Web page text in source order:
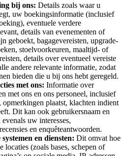
bij ons: Details zoals waar u
uw boekingsinformatie (inclusief
eventuele verdere
details van evenementen of
geboekt, bagagevereisten, upgrade-
stoelvoorkeuren, maaltijd- of
details over eventueel vereiste
andere relevante informatie, zodat
bieden die u bij ons hebt geregeld.
met ons: Informatie over
met ons en ons personeel, inclusief
opmerkingen plaatst, klachten indient
Dit kan ook gebruikersnaam en
uw interesses,
en enquêteantwoorden.
en diensten: Dit omvat hoe
locaties (zoals bases, schepen of